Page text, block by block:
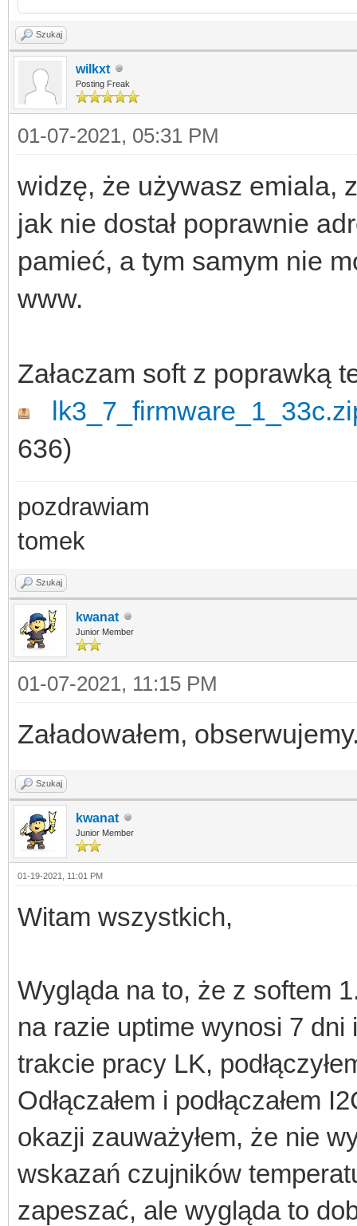
Szukaj
wilkxt
Posting Freak
01-07-2021, 05:31 PM
widzę, że używasz emiala,
jak nie dostał poprawnie
pamieć, a tym samym nie
www.
Załaczam soft z poprawką
636)
pozdrawiam
tomek
Szukaj
kwanat
Junior Member
01-07-2021, 11:15 PM
Załadowałem,
Szukaj
kwanat
Junior Member
01-19-2021, 11:01 PM
Witam wszystkich,
Wygląda na to, że z softem
na razie uptime wynosi 7
trakcie pracy LK,
Odłączałem i podłączałem
okazji zauważyłem, że nie
wskazań czujników
zapeszać, ale wygląda to